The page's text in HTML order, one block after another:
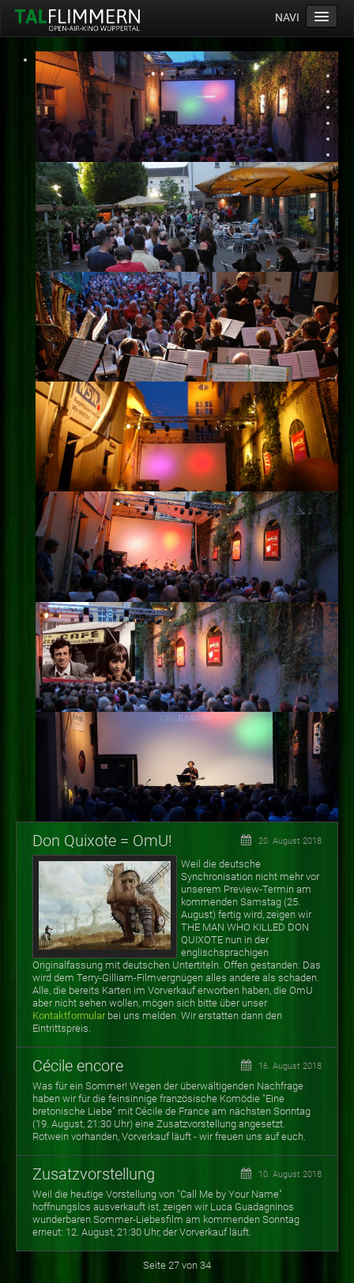
NAVI
Home
Programm
Service
Ticketinfos
Ort
Anreise
Wetter
Kinogutschein
Konzept
Archiv
Kontakt
Impressum
Datenschutz
Don Quixote = OmU! 20. August 2018
Weil die deutsche
Synchronisation nicht mehr vor
unserem Preview-Termin am
kommenden Samstag (25.
August) fertig wird, zeigen wir
THE MAN WHO KILLED DON
QUIXOTE nun in der
englischsprachigen
Originalfassung mit deutschen Untertiteln. Offen gestanden: Das
wird dem Terry-Gilliam-Filmvergnügen alles andere als schaden.
Alle, die bereits Karten im Vorverkauf erworben haben, die OmU
aber nicht sehen wollen, mögen sich bitte über unser
Kontaktformularbei uns melden. Wir erstatten dann den
Eintrittspreis.
Cécile encore 16. August 2018
Was für ein Sommer! Wegen der überwältigenden Nachfrage
haben wir für die feinsinnige französische Komödie "Eine
bretonische Liebe" mit Cécile de France am nächsten Sonntag
(19. August, 21:30 Uhr) eine Zusatzvorstellung angesetzt.
Rotwein vorhanden, Vorverkauf läuft - wir freuen uns auf euch.
Zusatzvorstellung 10. August 2018
Weil die heutige Vorstellung von "Call Me by Your Name"
hoffnungslos ausverkauft ist, zeigen wir Luca Guadagninos
wunderbaren Sommer-Liebesfilm am kommenden Sonntag
erneut: 12. August, 21:30 Uhr, der Vorverkauf läuft.
Seite 27 von 34